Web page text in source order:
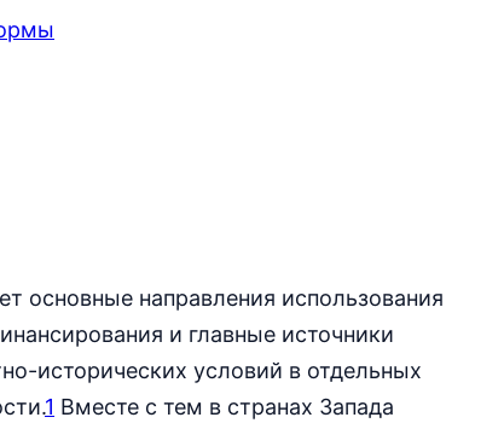
основные направления использования
и главные источники
исторических условий в отдельных
1 Вместе с тем в странах Запада